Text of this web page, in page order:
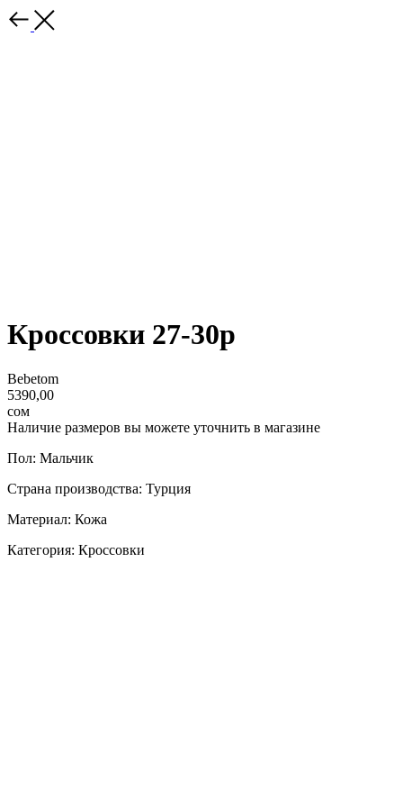
Кроссовки 27-30р
Bebetom
5390,00
сом
Наличие размеров вы можете уточнить в магазине
Пол: Мальчик
Страна производства: Турция
Материал: Кожа
Категория: Кроссовки